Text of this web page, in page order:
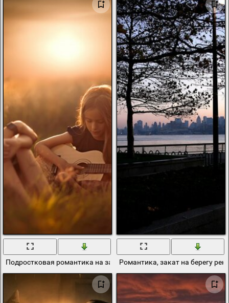
Подростковая романтика на закатеРомантика, закат на берегу